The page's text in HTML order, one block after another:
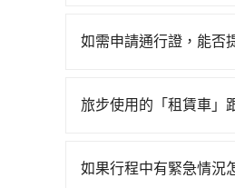
的車門仍未被修理，每
點仍有段距離，在遇到
490倍。再加上台中市
用，不會像其他業者那
如需申請通行證，能否
用車前一天才開始安排
旅步使用的「租賃車」
為旅步貴賓服務用車。
如果行程中有緊急情況